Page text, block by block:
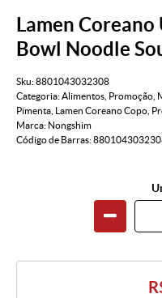
Lamen Coreano
Bowl Noodle
Sku:8801043032308
Categoria:Alimentos Promoção
Pimenta
Lamen Coreano Copo
Marca: Nongshim
Código de Barras: